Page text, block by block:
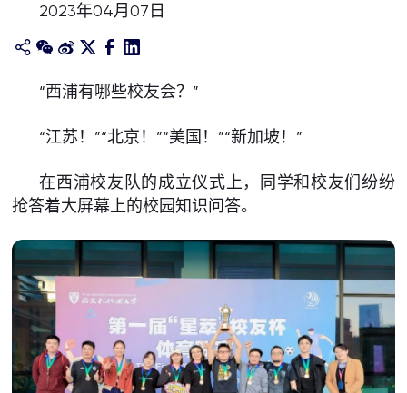
学院
2023年04月07日
“西浦有哪些校友会？”
“江苏！”“北京！”“美国！”“新加坡！”
在西浦校友队的成立仪式上，同学和校友们纷纷
抢答着大屏幕上的校园知识问答。